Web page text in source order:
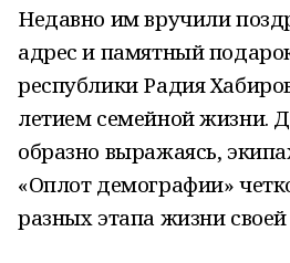
Недавно им вручили
адрес и памятный
республики Радия
летием семейной жизни.
образно выражаясь,
«Оплот демографии»
разных этапа жизни